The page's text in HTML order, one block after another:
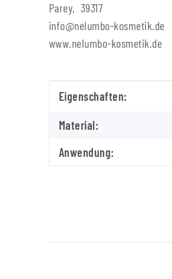
Parey, 39317
info@nelumbo-kosmetik.de
www.nelumbo-kosmetik.de
Produkteigenschaft
Wert
Eigenschaften:
Material:
Anwendung: